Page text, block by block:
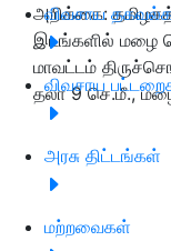
விவசாய
விவசாய
அரசு திட்டங்கள்
மற்றவைகள்
அறிக்கை:
இடங்களில் மழை
மாவட்டம்
தலா 9 செ.மீ.,